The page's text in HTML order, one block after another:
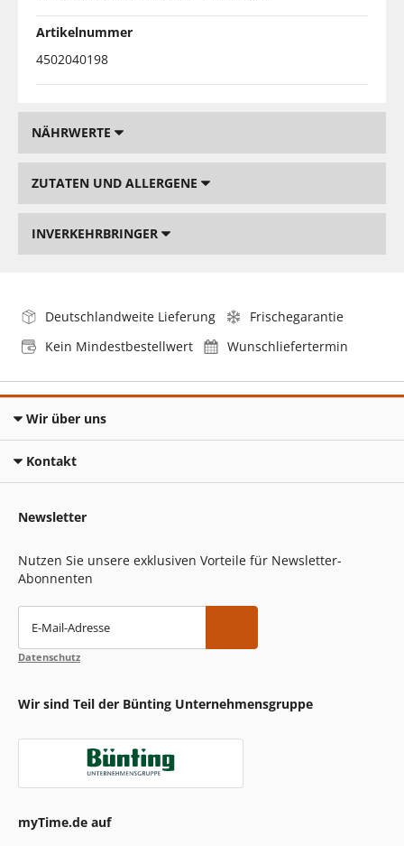
Artikelnummer
4502040198
NÄHRWERTE
ZUTATEN UND ALLERGENE
INVERKEHRBRINGER
Deutschlandweite Lieferung
Frischegarantie
Kein Mindestbestellwert
Wunschliefertermin
Wir über uns
Kontakt
Newsletter
Nutzen Sie unsere exklusiven Vorteile für Newsletter-
Abonnenten
E-Mail-Adresse
Datenschutz
Wir sind Teil der Bünting Unternehmensgruppe
myTime.de auf